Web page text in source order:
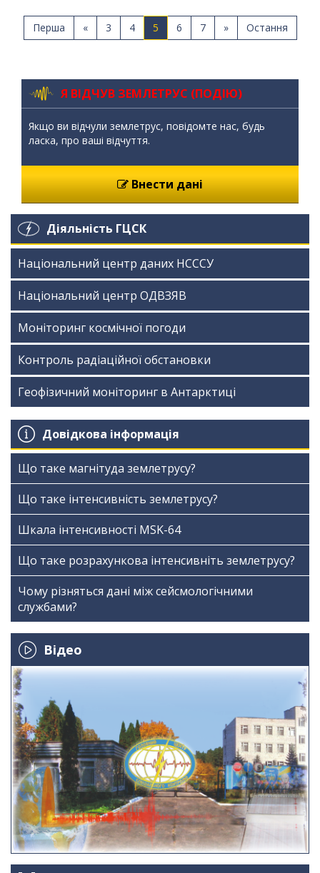
Перша « 3 4 5 6 7 » Остання
Я ВІДЧУВ ЗЕМЛЕТРУС (ПОДІЮ)
Якщо ви відчули землетрус, повідомте нас, будь
ласка, про ваші відчуття.
Внести дані
Діяльність ГЦСК
Національний центр даних НСССУ
Національний центр ОДВЗЯВ
Моніторинг космічної погоди
Контроль радіаційної обстановки
Геофізичний моніторинг в Антарктиці
Довідкова інформація
Що таке магнітуда землетрусу?
Що таке інтенсивність землетрусу?
Шкала інтенсивності МSK-64
Що таке розрахункова інтенсивніть землетрусу?
Чому різняться дані між сейсмологічними
службами?
Відео